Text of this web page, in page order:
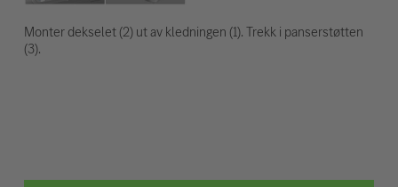
Monter dekselet (2) ut av kledningen (1). Trekk i panserstøtten
(3).